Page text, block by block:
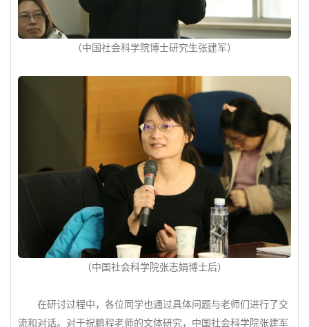
（中国社会科学院博士研究生张建军）
（中国社会科学院张志娟博士后）
在研讨过程中，各位同学也通过具体问题与老师们进行了交
流和对话。对于祝鹏程老师的文体研究，中国社会科学院张建军